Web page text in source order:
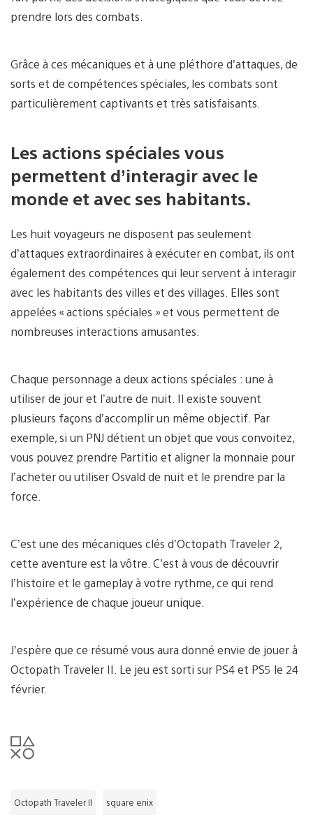
prendre lors des combats.
Grâce à ces mécaniques et à une pléthore d’attaques, de
sorts et de compétences spéciales, les combats sont
particulièrement captivants et très satisfaisants.
Les actions spéciales vous
permettent d’interagir avec le
monde et avec ses habitants.
Les huit voyageurs ne disposent pas seulement
d’attaques extraordinaires à exécuter en combat, ils ont
également des compétences qui leur servent à interagir
avec les habitants des villes et des villages. Elles sont
appelées « actions spéciales » et vous permettent de
nombreuses interactions amusantes.
Chaque personnage a deux actions spéciales : une à
utiliser de jour et l’autre de nuit. Il existe souvent
plusieurs façons d’accomplir un même objectif. Par
exemple, si un PNJ détient un objet que vous convoitez,
vous pouvez prendre Partitio et aligner la monnaie pour
l’acheter ou utiliser Osvald de nuit et le prendre par la
force.
C’est une des mécaniques clés d’Octopath Traveler 2,
cette aventure est la vôtre. C’est à vous de découvrir
l’histoire et le gameplay à votre rythme, ce qui rend
l’expérience de chaque joueur unique.
J’espère que ce résumé vous aura donné envie de jouer à
Octopath Traveler II. Le jeu est sorti sur PS4 et PS5 le 24
février.
Octopath Traveler II square enix